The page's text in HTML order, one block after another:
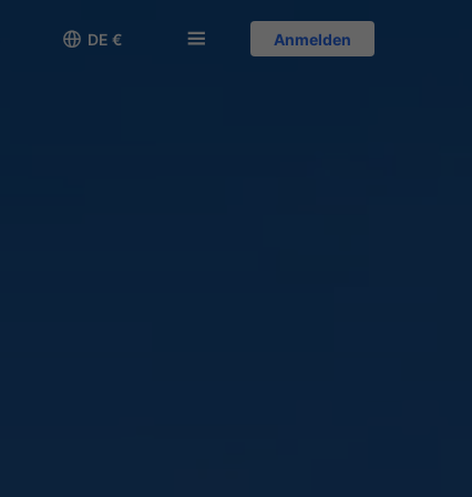
󱅍 DE €  Anmelden